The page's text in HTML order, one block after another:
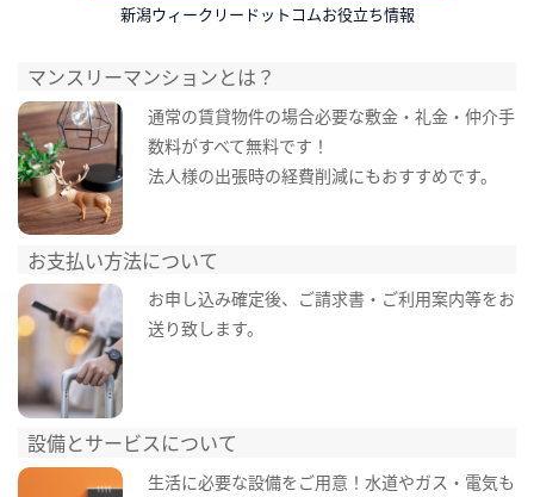
新潟ウィークリードットコムお役立ち情報
マンスリーマンションとは？
通常の賃貸物件の場合必要な敷金・礼金・仲介手
数料がすべて無料です！
法人様の出張時の経費削減にもおすすめです。
お支払い方法について
お申し込み確定後、ご請求書・ご利用案内等をお
送り致します。
設備とサービスについて
生活に必要な設備をご用意！水道やガス・電気も